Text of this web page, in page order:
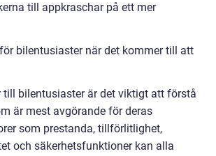
till appkraschar på ett mer
bilentusiaster när det kommer till att
till bilentusiaster är det viktigt att förstå
är mest avgörande för deras
som prestanda, tillförlitlighet,
och säkerhetsfunktioner kan alla